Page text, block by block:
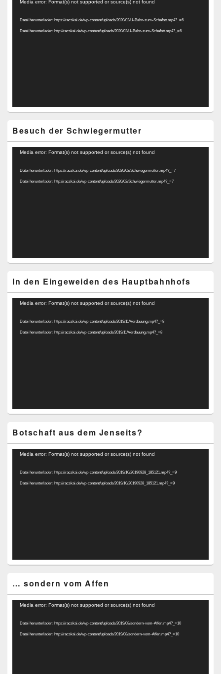
Media error: Format(s) not supported or source(s) not found
Datei herunterladen: https://racskai.de/wp-content/uploads/2020/02/U-Bahn-zum-Schafott.mp4?_=6
Datei herunterladen: http://racskai.de/wp-content/uploads/2020/02/U-Bahn-zum-Schafott.mp4?_=6
Besuch der Schwiegermutter
Video-
Media error: Format(s) not supported or source(s) not found
Datei herunterladen: https://racskai.de/wp-content/uploads/2020/02/Schwiegermutter.mp4?_=7
Datei herunterladen: http://racskai.de/wp-content/uploads/2020/02/Schwiegermutter.mp4?_=7
In den Eingeweiden des Hauptbahnhofs
Video-
Media error: Format(s) not supported or source(s) not found
Datei herunterladen: https://racskai.de/wp-content/uploads/2019/11/Verdauung.mp4?_=8
Datei herunterladen: http://racskai.de/wp-content/uploads/2019/11/Verdauung.mp4?_=8
Botschaft aus dem Jenseits?
Video-
Media error: Format(s) not supported or source(s) not found
Datei herunterladen: https://racskai.de/wp-content/uploads/2019/10/20190928_185121.mp4?_=9
Datei herunterladen: http://racskai.de/wp-content/uploads/2019/10/20190928_185121.mp4?_=9
… sondern vom Affen
Video-
Media error: Format(s) not supported or source(s) not found
Datei herunterladen: https://racskai.de/wp-content/uploads/2019/08/sondern-vom-Affen.mp4?_=10
Datei herunterladen: http://racskai.de/wp-content/uploads/2019/08/sondern-vom-Affen.mp4?_=10